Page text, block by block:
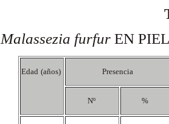
Malassezia furfur EN
Edad (años) Presencia
Nº %